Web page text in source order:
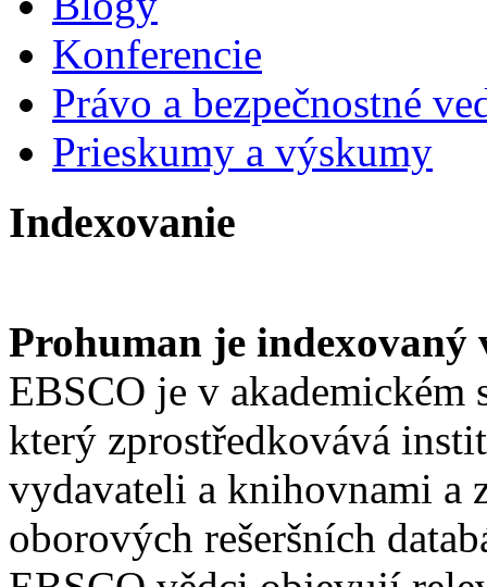
Konferencie
Právo a bezpečnostné
Prieskumy a výskumy
Indexovanie
Prohuman je indexovaný
EBSCO je v akademickém
který zprostředkovává
vydavateli a knihovnami
oborových rešeršních